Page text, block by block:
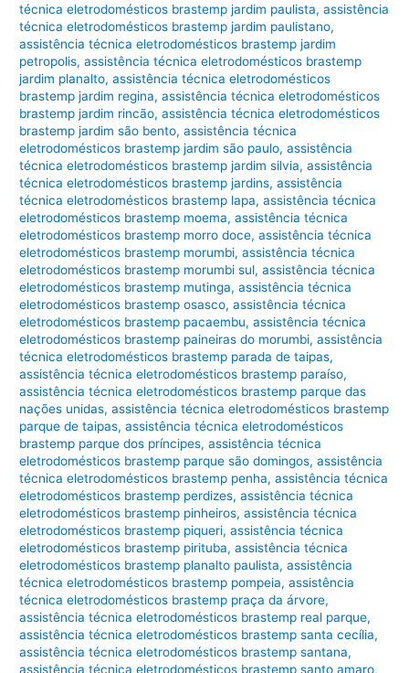
técnica eletrodomésticos brastemp jardim paulista,assistência
técnica eletrodomésticos brastemp jardim paulistano,
assistência técnica eletrodomésticos brastemp jardim
petropolis,assistência técnica eletrodomésticos brastemp
jardim planalto,assistência técnica eletrodomésticos
brastemp jardim regina,assistência técnica eletrodomésticos
brastemp jardim rincão,assistência técnica eletrodomésticos
brastemp jardim são bento,assistência técnica
eletrodomésticos brastemp jardim são paulo,assistência
técnica eletrodomésticos brastemp jardim silvia,assistência
técnica eletrodomésticos brastemp jardins,assistência
técnica eletrodomésticos brastemp lapa,assistência técnica
eletrodomésticos brastemp moema,assistência técnica
eletrodomésticos brastemp morro doce,assistência técnica
eletrodomésticos brastemp morumbi,assistência técnica
eletrodomésticos brastemp morumbi sul,assistência técnica
eletrodomésticos brastemp mutinga,assistência técnica
eletrodomésticos brastemp osasco,assistência técnica
eletrodomésticos brastemp pacaembu,assistência técnica
eletrodomésticos brastemp paineiras do morumbi,assistência
técnica eletrodomésticos brastemp parada de taipas,
assistência técnica eletrodomésticos brastemp paraíso,
assistência técnica eletrodomésticos brastemp parque das
nações unidas,assistência técnica eletrodomésticos brastemp
parque de taipas,assistência técnica eletrodomésticos
brastemp parque dos príncipes,assistência técnica
eletrodomésticos brastemp parque são domingos,assistência
técnica eletrodomésticos brastemp penha,assistência técnica
eletrodomésticos brastemp perdizes,assistência técnica
eletrodomésticos brastemp pinheiros,assistência técnica
eletrodomésticos brastemp piqueri,assistência técnica
eletrodomésticos brastemp pirituba,assistência técnica
eletrodomésticos brastemp planalto paulista,assistência
técnica eletrodomésticos brastemp pompeia,assistência
técnica eletrodomésticos brastemp praça da árvore,
assistência técnica eletrodomésticos brastemp real parque,
assistência técnica eletrodomésticos brastemp santa cecília,
assistência técnica eletrodomésticos brastemp santana,
assistência técnica eletrodomésticos brastemp santo amaro,